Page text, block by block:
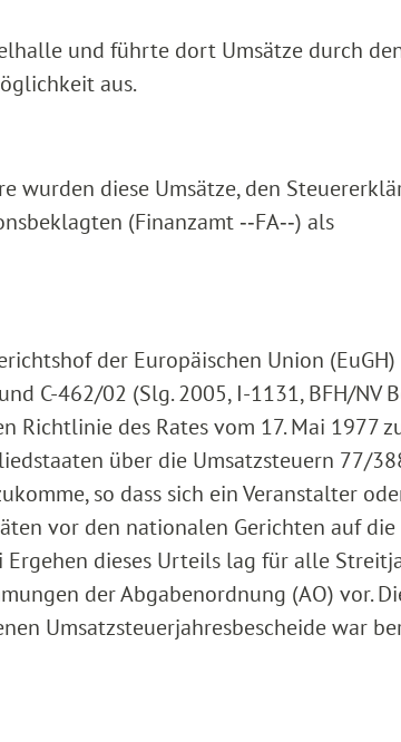
und führte dort Umsätze durch
aus.
wurden diese Umsätze, den
(Finanzamt ‑‑FA‑‑) als
der Europäischen Union
C-462/02 (Slg. 2005, I-1131, BFH/NV
Richtlinie des Rates vom 17. Mai 1977
über die Umsatzsteuern 77/
so dass sich ein Veranstalter
vor den nationalen Gerichten auf die
dieses Urteils lag für alle
der Abgabenordnung (AO) vor.
Umsatzsteuerjahresbescheide war